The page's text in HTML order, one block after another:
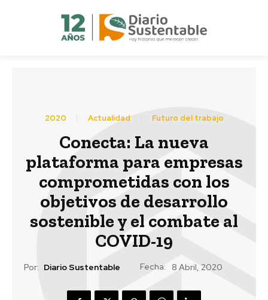
2020 Actualidad Futuro del trabajo
Conecta: La nueva
plataforma para empresas
comprometidas con los
objetivos de desarrollo
sostenible y el combate al
COVID-19
Por: Diario Sustentable Fecha: 8 Abril, 2020